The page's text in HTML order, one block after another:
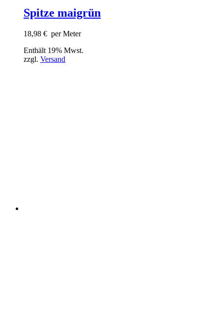
Spitze maigrün
18,98 € per Meter
Enthält 19% Mwst.
zzgl. Versand